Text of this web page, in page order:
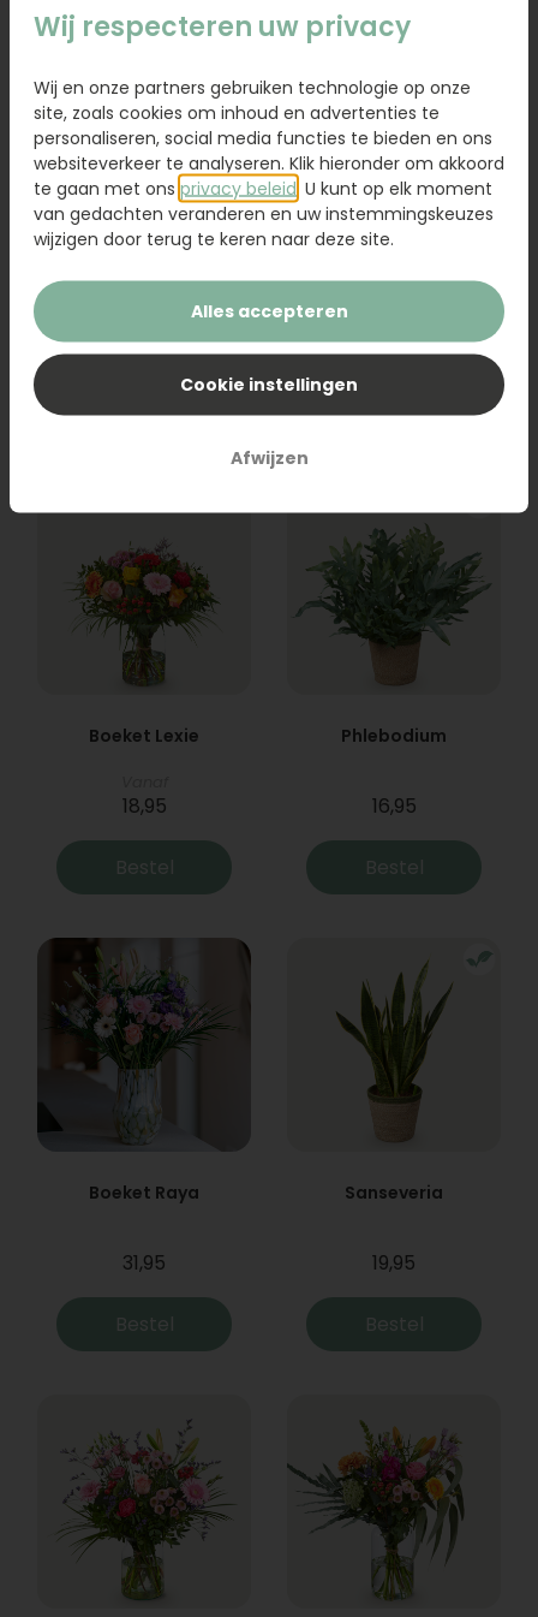
Boeket Mia
22,95
Bestel
Boeket Milou
34,95
Bestel
Boeket Lexie
18,95
Bestel
Phlebodium
16,95
Bestel
Boeket Raya
31,95
Bestel
Sanseveria
19,95
Bestel
Wij respecteren uw privacy
Wij en onze partners gebruiken technologie op onze
site, zoals cookies om inhoud en advertenties te
personaliseren, social media functies te bieden en ons
websiteverkeer te analyseren. Klik hieronder om akkoord
te gaan met ons privacy beleid . U kunt op elk moment
van gedachten veranderen en uw instemmingskeuzes
wijzigen door terug te keren naar deze site.
Alles accepteren
Cookie instellingen
Afwijzen